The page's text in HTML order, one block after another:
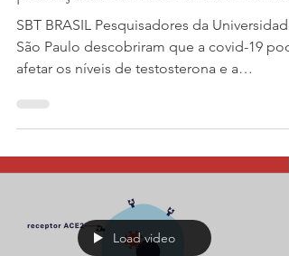
Infertilidade Masculina
COVID-19 pode afetar fertilidade e
produção de testosterona de homens
SBT BRASIL Pesquisadores da Universidade
São Paulo descobriram que a covid-19
fertilidade dos...